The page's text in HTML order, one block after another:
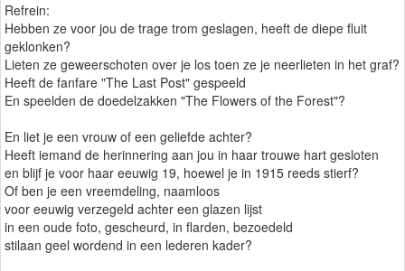
Refrein:
Hebben ze voor jou de trage trom geslagen, heeft de diepe fluit
geklonken?
Lieten ze geweerschoten over je los toen ze je neerlieten in het graf?
Heeft de fanfare "The Last Post" gespeeld
En speelden de doedelzakken "The Flowers of the Forest"?
En liet je een vrouw of een geliefde achter?
Heeft iemand de herinnering aan jou in haar trouwe hart gesloten
en blijf je voor haar eeuwig 19, hoewel je in 1915 reeds stierf?
Of ben je een vreemdeling, naamloos
voor eeuwig verzegeld achter een glazen lijst
in een oude foto, gescheurd, in flarden, bezoedeld
stilaan geel wordend in een lederen kader?